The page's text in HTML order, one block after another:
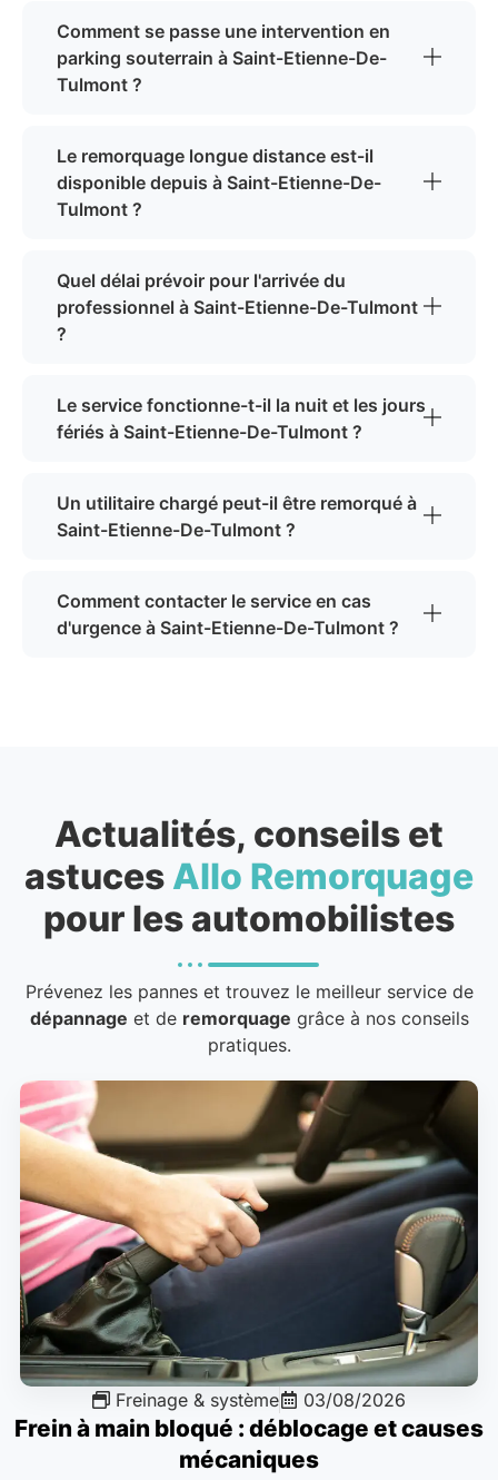
Comment se passe une intervention en
parking souterrain à Saint-Etienne-De-
Tulmont ?
Le remorquage longue distance est-il
disponible depuis à Saint-Etienne-De-
Tulmont ?
Quel délai prévoir pour l'arrivée du
professionnel à Saint-Etienne-De-Tulmont
?
Le service fonctionne-t-il la nuit et les jours
fériés à Saint-Etienne-De-Tulmont ?
Un utilitaire chargé peut-il être remorqué à
Saint-Etienne-De-Tulmont ?
Comment contacter le service en cas
d'urgence à Saint-Etienne-De-Tulmont ?
Actualités, conseils et
astuces Allo Remorquage
pour les automobilistes
Prévenez les pannes et trouvez le meilleur service de
dépannage et de remorquage grâce à nos conseils
pratiques.
Freinage & système 03/08/2026
Frein à main bloqué : déblocage et causes
mécaniques